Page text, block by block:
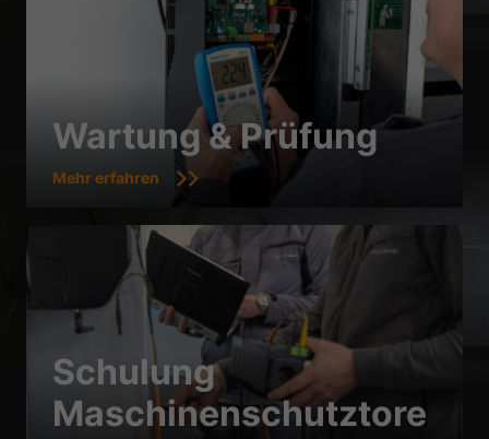
Wartung & Prüfung
Mehr erfahren
Schulung
Maschinenschutztore